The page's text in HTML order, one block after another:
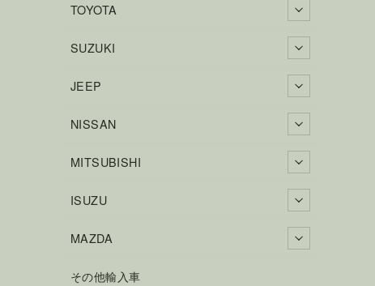
TOYOTA
SUZUKI
JEEP
NISSAN
MITSUBISHI
ISUZU
MAZDA
その他輸入車